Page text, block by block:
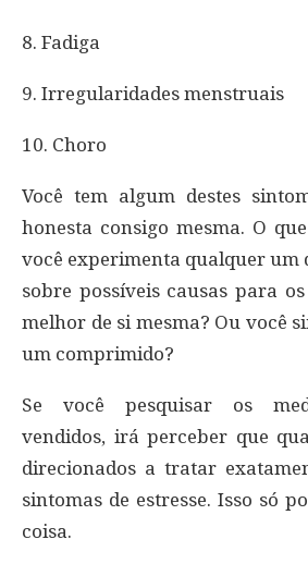
8. Fadiga
9. Irregularidades menstruais
10. Choro
Você tem algum destes
honesta consigo mesma. O
você experimenta qualquer um
sobre possíveis causas para
melhor de si mesma? Ou você
um comprimido?
Se você pesquisar os
vendidos, irá perceber que
direcionados a tratar
sintomas de estresse. Isso só
coisa.